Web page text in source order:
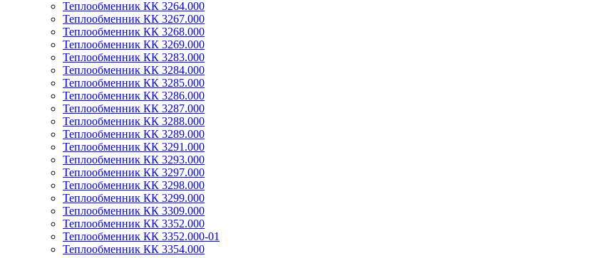
Теплообменник КК 3264.000
Теплообменник КК 3267.000
Теплообменник КК 3268.000
Теплообменник КК 3269.000
Теплообменник КК 3283.000
Теплообменник КК 3284.000
Теплообменник КК 3285.000
Теплообменник КК 3286.000
Теплообменник КК 3287.000
Теплообменник КК 3288.000
Теплообменник КК 3289.000
Теплообменник КК 3291.000
Теплообменник КК 3293.000
Теплообменник КК 3297.000
Теплообменник КК 3298.000
Теплообменник КК 3299.000
Теплообменник КК 3309.000
Теплообменник КК 3352.000
Теплообменник КК 3352.000-01
Теплообменник КК 3354.000